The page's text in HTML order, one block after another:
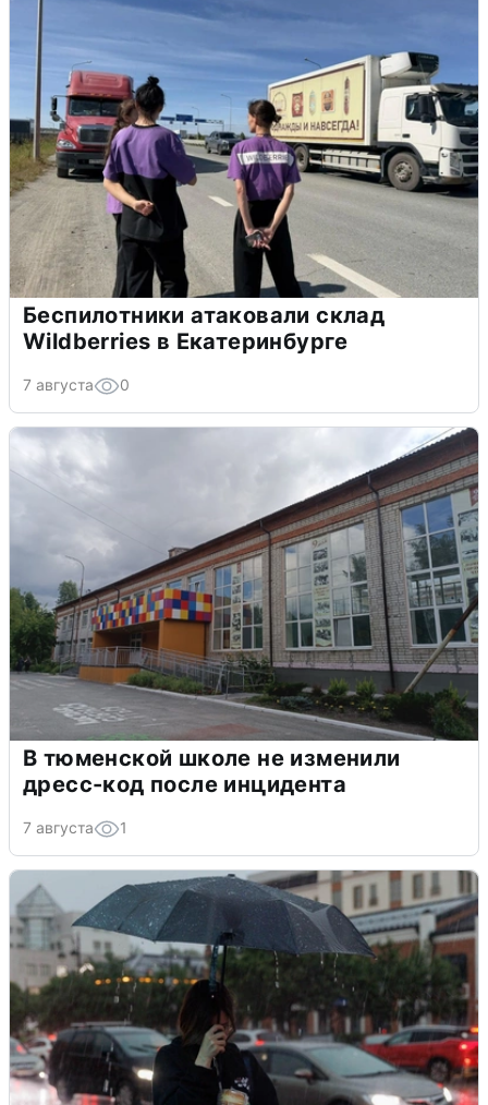
Беспилотники атаковали склад
Wildberries в Екатеринбурге
7 августа 0
В тюменской школе не изменили
дресс-код после инцидента
7 августа 1